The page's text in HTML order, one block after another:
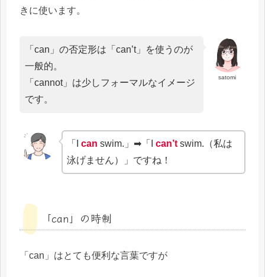
きに使います。
satomi
「can」の否定形は「can’t」を使うのが
一般的。
「cannot」は少しフォーマルなイメージ
です。
「Ican swim.」➡「Ican’t swim.（私は
泳げません）」ですね！
「can」の時制
「can」はとても便利な言葉ですが